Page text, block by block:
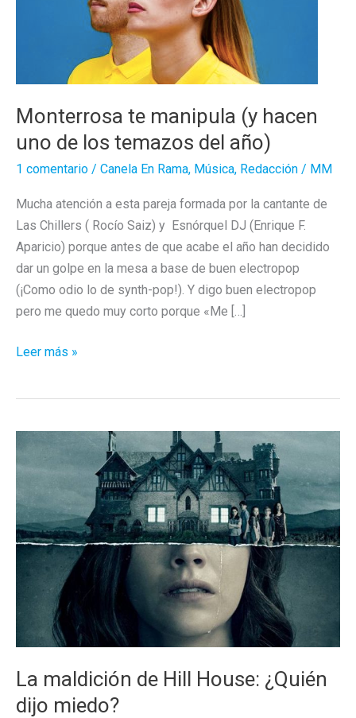
Monterrosa te manipula (y hacen
uno de los temazos del año)
1 comentario / Canela En Rama, Música, Redacción / MM
Mucha atención a esta pareja formada por la cantante de
Las Chillers ( Rocío Saiz) y Esnórquel DJ (Enrique F.
Aparicio) porque antes de que acabe el año han decidido
dar un golpe en la mesa a base de buen electropop
(¡Como odio lo de synth-pop!). Y digo buen electropop
pero me quedo muy corto porque «Me […]
Monterrosa
los
temazos
del
año)
Leer más »
La maldición de Hill House: ¿Quién
dijo miedo?